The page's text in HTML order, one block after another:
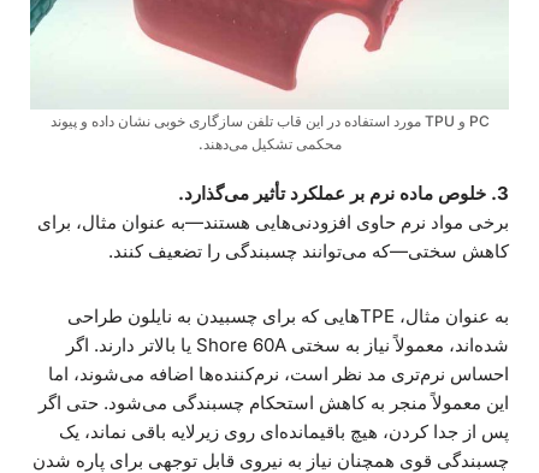
PC و TPU مورد استفاده در این قاب تلفن سازگاری خوبی نشان داده و پیوند
محکمی تشکیل می‌دهند.
3. خلوص ماده نرم بر عملکرد تأثیر می‌گذارد.
برخی مواد نرم حاوی افزودنی‌هایی هستند—به عنوان مثال، برای
کاهش سختی—که می‌توانند چسبندگی را تضعیف کنند.
به عنوان مثال، TPEهایی که برای چسبیدن به نایلون طراحی
شده‌اند، معمولاً نیاز به سختی Shore 60A یا بالاتر دارند. اگر
احساس نرم‌تری مد نظر است، نرم‌کننده‌ها اضافه می‌شوند، اما
این معمولاً منجر به کاهش استحکام چسبندگی می‌شود. حتی اگر
پس از جدا کردن، هیچ باقیمانده‌ای روی زیرلایه باقی نماند، یک
چسبندگی قوی همچنان نیاز به نیروی قابل توجهی برای پاره شدن